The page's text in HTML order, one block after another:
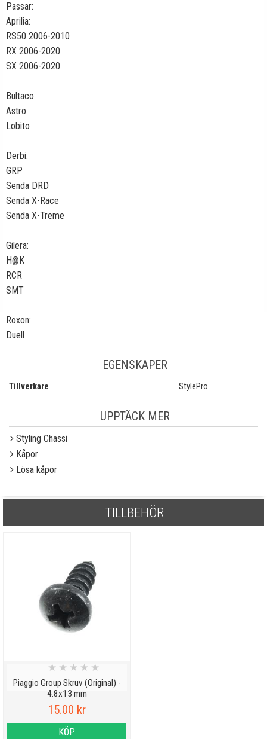
Passar:
Aprilia:
RS50 2006-2010
RX 2006-2020
SX 2006-2020
Bultaco:
Astro
Lobito
Derbi:
GRP
Senda DRD
Senda X-Race
Senda X-Treme
Gilera:
H@K
RCR
SMT
Roxon:
Duell
EGENSKAPER
Tillverkare StylePro
UPPTÄCK MER
Styling Chassi
Kåpor
Lösa kåpor
TILLBEHÖR
Piaggio Group Skruv (Original) -
4.8x13 mm
★ ★ ★ ★ ★
15.00 kr
KÖP